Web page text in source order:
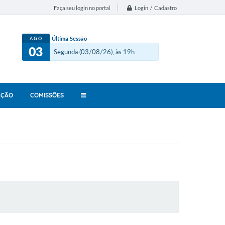
Faça seu login no portal Login / Cadastro
AGO
03
Última Sessão
Segunda (03/08/26), às 19h
COMISSÕES